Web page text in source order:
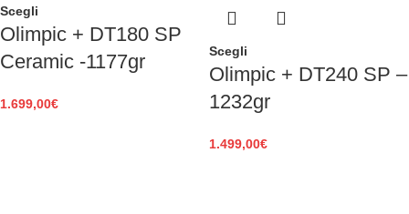
Scegli
Olimpic + DT180 SP
Ceramic -1177gr
1.699,00€
Scegli
Olimpic + DT240 SP –
1232gr
1.499,00€